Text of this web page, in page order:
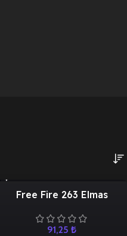
Free Fire 263 Elmas
91,25 ₺